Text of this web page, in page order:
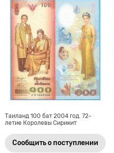
Таиланд 100 бат 2004 год. 72-
летие Королевы Сирикит
Сообщить о поступлении